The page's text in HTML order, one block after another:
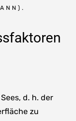
d. h. der
zu